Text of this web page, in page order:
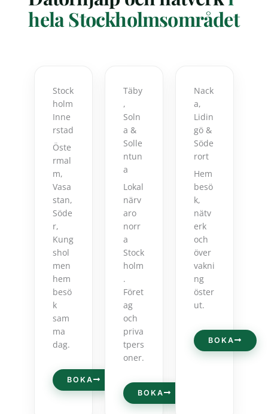
hela Stockholmsområdet
Stock
holm
Inne
rstad
Öste
rmal
m,
Vasa
stan,
Söde
r,
Kung
shol
men
hem
besö
k
sam
ma
dag.
BOKA
Täby
,
Soln
a &
Solle
ntun
a
Lokal
närv
aro
norr
a
Stock
holm
.
Föret
ag
och
priva
tpers
oner.
BOKA
Nack
a,
Lidin
gö &
Söde
rort
Hem
besö
k,
nätv
erk
och
över
vakni
ng
öster
ut.
BOKA